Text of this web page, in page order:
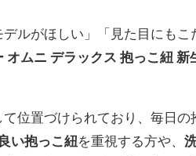
ルがほしい」「見た目にもこ
オムニ デラックス 抱っこ紐 新
位置づけられており、毎日の
い抱っこ紐を重視する方や、